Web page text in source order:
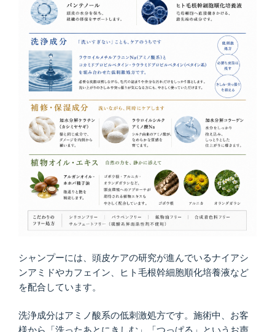
シャンプーには、頭皮ケアの研究が進んでいるナイアシ
ンアミドやカフェイン、ヒト毛根幹細胞順化培養液など
を配合しています。
洗浄成分はアミノ酸系の低刺激処方です。施術中、お客